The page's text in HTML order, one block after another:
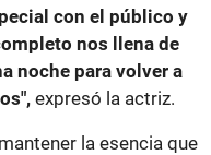
con el público y
nos llena de
noche para volver a
expresó la actriz.
la esencia que